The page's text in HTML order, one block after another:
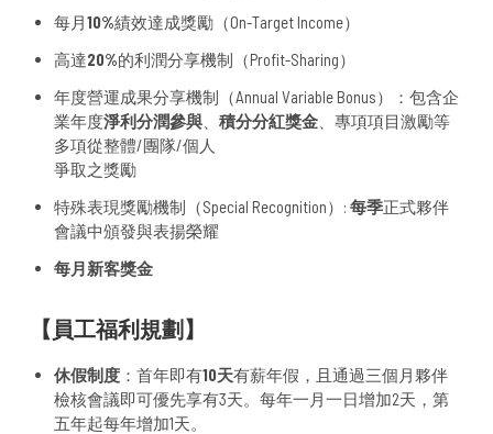
每月10%績效達成獎勵（On-Target Income）
高達20%的利潤分享機制（Profit-Sharing）
年度營運成果分享機制（Annual Variable Bonus）：包含企
業年度淨利分潤參與 、積分分紅獎金 、專項項目激勵等
多項從整體/團隊/個人
爭取之獎勵
特殊表現獎勵機制（Special Recognition）:每季正式夥伴
會議中頒發與表揚榮耀
每月新客獎金
【員工福利規劃】
休假制度 ：首年即有10天有薪年假，且通過三個月夥伴
檢核會議即可優先享有3天。每年一月一日增加2天，第
五年起每年增加1天。